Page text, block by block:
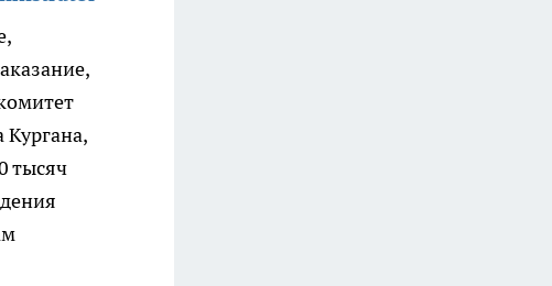
Кургана,
тысяч